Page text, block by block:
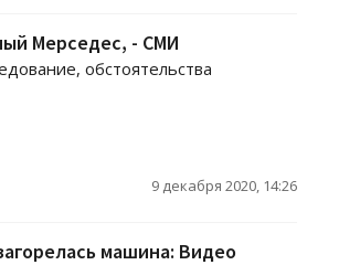
Мерседес, - СМИ
обстоятельства
9 декабря 2020, 14:26
машина: Видео